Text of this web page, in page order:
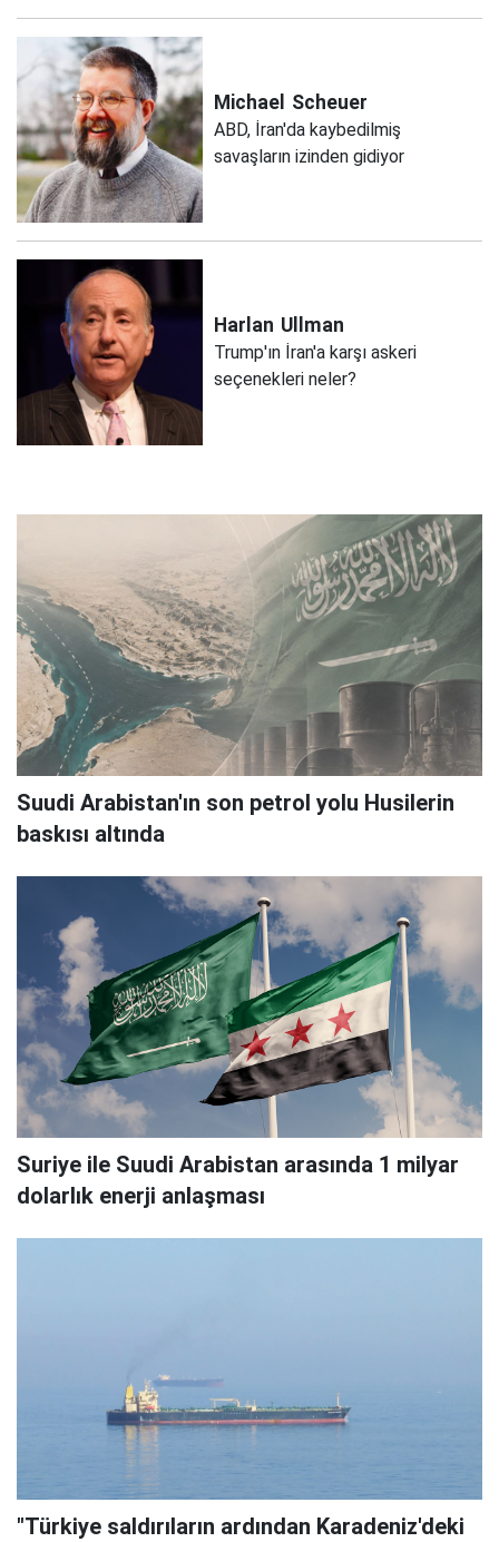
Michael Scheuer
ABD, İran'da kaybedilmiş
savaşların izinden gidiyor
Harlan Ullman
Trump'ın İran'a karşı askeri
seçenekleri neler?
Suudi Arabistan'ın son petrol yolu Husilerin
baskısı altında
Suriye ile Suudi Arabistan arasında 1 milyar
dolarlık enerji anlaşması
"Türkiye saldırıların ardından Karadeniz'deki